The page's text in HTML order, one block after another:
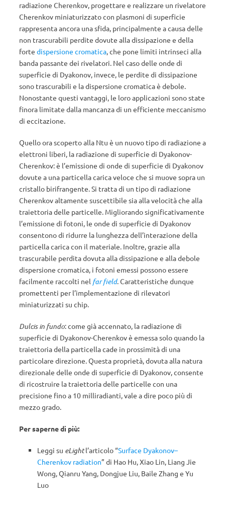
radiazione Cherenkov, progettare e realizzare un rivelatore
Cherenkov miniaturizzato con plasmoni di superficie
rappresenta ancora una sfida, principalmente a causa delle
non trascurabili perdite dovute alla dissipazione e della
forte dispersione cromatica, che pone limiti intrinseci alla
banda passante dei rivelatori. Nel caso delle onde di
superficie di Dyakonov, invece, le perdite di dissipazione
sono trascurabili e la dispersione cromatica è debole.
Nonostante questi vantaggi, le loro applicazioni sono state
finora limitate dalla mancanza di un efficiente meccanismo
di eccitazione.
Quello ora scoperto alla Ntu è un nuovo tipo di radiazione a
elettroni liberi, la radiazione di superficie di Dyakonov-
Cherenkov: è l’emissione di onde di superficie di Dyakonov
dovute a una particella carica veloce che si muove sopra un
cristallo birifrangente. Si tratta di un tipo di radiazione
Cherenkov altamente suscettibile sia alla velocità che alla
traiettoria delle particelle. Migliorando significativamente
l’emissione di fotoni, le onde di superficie di Dyakonov
consentono di ridurre la lunghezza dell’interazione della
particella carica con il materiale. Inoltre, grazie alla
trascurabile perdita dovuta alla dissipazione e alla debole
dispersione cromatica, i fotoni emessi possono essere
facilmente raccolti nel far field. Caratteristiche dunque
promettenti per l’implementazione di rilevatori
miniaturizzati su chip.
Dulcis in fundo: come già accennato, la radiazione di
superficie di Dyakonov-Cherenkov è emessa solo quando la
traiettoria della particella cade in prossimità di una
particolare direzione. Questa proprietà, dovuta alla natura
direzionale delle onde di superficie di Dyakonov, consente
di ricostruire la traiettoria delle particelle con una
precisione fino a 10 milliradianti, vale a dire poco più di
mezzo grado.
Per saperne di più:
Leggi su eLightl’articolo “Surface Dyakonov–
Cherenkov radiation” di Hao Hu, Xiao Lin, Liang Jie
Wong, Qianru Yang, Dongjue Liu, Baile Zhang e Yu
Luo